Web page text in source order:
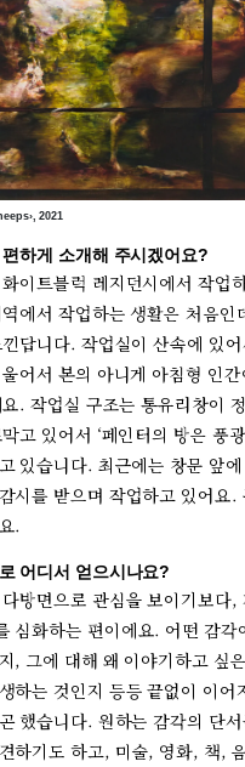
2021
하게 소개해 주시겠어요?
이트블럭 레지던시에서 작업
에서 작업하는 생활은 처음인
답니다. 작업실이 산속에 있
어서 본의 아니게 아침형 인
. 작업실 구조는 통유리창이
고 있어서 ‘페인터의 방은 풍
있습니다. 최근에는 창문 앞
시를 받으며 작업하고 있어요.
.
어디서 얻으시나요?
방면으로 관심을 보이기보다,
심화하는 편이에요. 어떤 감각
, 그에 대해 왜 이야기하고 싶
하는 것인지 등등 끝없이 이어
했습니다. 원하는 감각의 단서
하기도 하고, 미술, 영화, 책,